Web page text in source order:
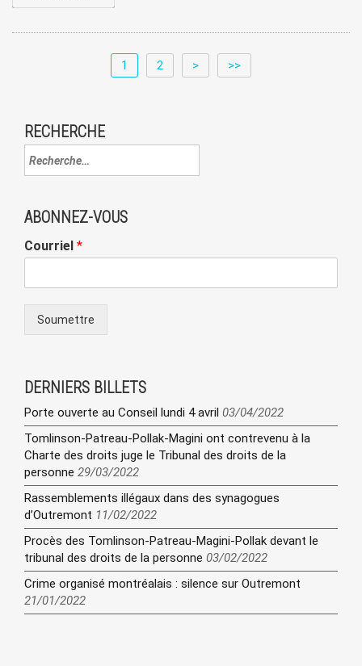
1 2 > >>
RECHERCHE
ABONNEZ-VOUS
Courriel *
Soumettre
DERNIERS BILLETS
Porte ouverte au Conseil lundi 4 avril 03/04/2022
Tomlinson-Patreau-Pollak-Magini ont contrevenu à la
Charte des droits juge le Tribunal des droits de la
personne 29/03/2022
Rassemblements illégaux dans des synagogues
d’Outremont 11/02/2022
Procès des Tomlinson-Patreau-Magini-Pollak devant le
tribunal des droits de la personne 03/02/2022
Crime organisé montréalais : silence sur Outremont
21/01/2022